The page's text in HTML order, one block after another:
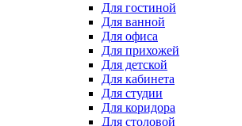
Для гостиной
Для ванной
Для офиса
Для прихожей
Для детской
Для кабинета
Для студии
Для коридора
Для столовой